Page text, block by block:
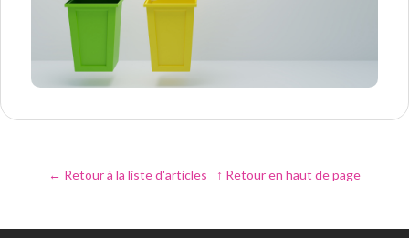
← Retour à la liste d'articles ↑ Retour en haut de page